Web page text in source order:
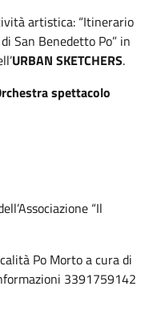
artistica: “Itinerario
San Benedetto Po” in
URBAN SKETCHERS.
spettacolo
“Il
Po Morto a cura di
3391759142